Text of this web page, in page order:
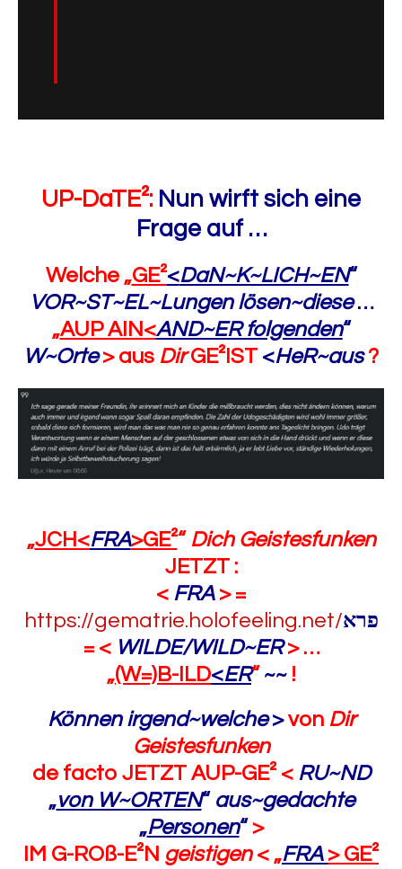
UP-DaTE²: Nun wirft sich eine
Frage auf …
Welche „GE²<DaN~K~LICH~EN“
VOR~ST~EL~Lungen lösen~diese…
„AUP AIN <AND~ER folgenden“
W~Orte> aus DirGE²IST <HeR~aus?
„JCH<FRA>GE²“ Dich Geistesfunken
JETZT :
< FRA > =
https://gematrie.holofeeling.net/פרא
= < WILDE/WILD~ER> …
„(W=)B-ILD<ER“ ~~ !
Können irgend~welche> von Dir
Geistesfunken
de facto JETZT AUP-GE² < RU~ND
„von W~ORTEN“ aus~gedachte
„Personen“ >
IM G-ROß-E²N geistigen < „FRA > GE²